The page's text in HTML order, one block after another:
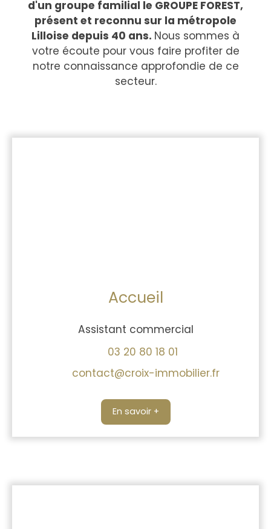
d'un groupe familial le GROUPE FOREST,
présent et reconnu sur la métropole
Lilloise depuis 40 ans. Nous sommes à
votre écoute pour vous faire profiter de
notre connaissance approfondie de ce
secteur.
Accueil
Assistant commercial
03 20 80 18 01
contact@croix-immobilier.fr
En savoir +